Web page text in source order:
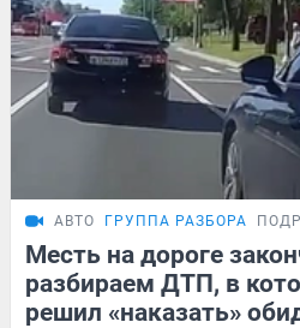
АВТО ГРУППА РАЗБОРА
Месть на дороге
разбираем ДТП, в
решил «наказать»